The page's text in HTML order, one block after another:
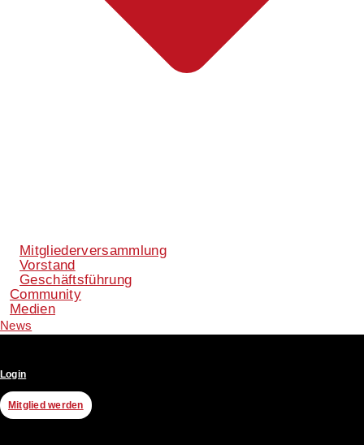
Mitgliederversammlung
Vorstand
Geschäftsführung
Community
Medien
News
Login
Mitglied werden